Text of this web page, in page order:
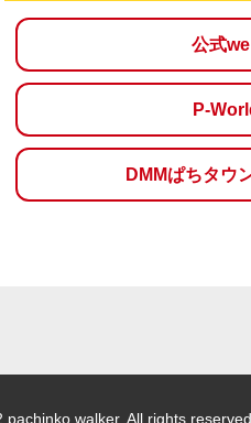
公式
P-
DMMぱちタウ
walker. All rights